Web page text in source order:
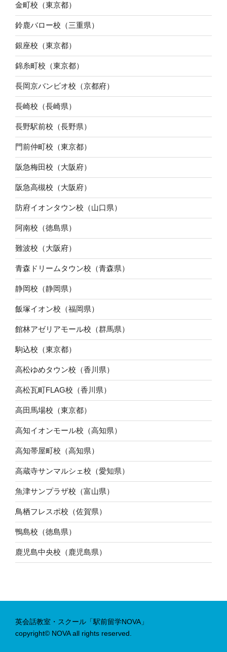
金町校（東京都）
鈴鹿バロー校（三重県）
銀座校（東京都）
錦糸町校（東京都）
長岡京バンビオ校（京都府）
長崎校（長崎県）
長野駅前校（長野県）
門前仲町校（東京都）
阪急梅田校（大阪府）
阪急高槻校（大阪府）
防府イオンタウン校（山口県）
阿南校（徳島県）
難波校（大阪府）
青森ドリームタウン校（青森県）
静岡校（静岡県）
飯塚イオン校（福岡県）
館林アゼリアモール校（群馬県）
駒込校（東京都）
高松ゆめタウン校（香川県）
高松瓦町FLAG校（香川県）
高田馬場校（東京都）
高知イオンモール校（高知県）
高知帯屋町校（高知県）
高蔵寺サンマルシェ校（愛知県）
魚津サンプラザ校（富山県）
鳥栖フレスポ校（佐賀県）
鴨島校（徳島県）
鹿児島中央校（鹿児島県）
英会話教室・スクール「駅前留学NOVA」
copyright© NOVA all rights reserved.